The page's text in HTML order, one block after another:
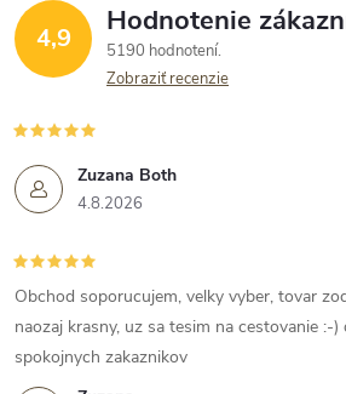
4,9 Hodnotenie
5190 hodnotení
Zobraziť recenzie
Zuzana Both
4.8.2026
Obchod soporucujem, velky vyber, tovar
naozaj krasny, uz sa tesim na cestovanie :-)
spokojnych zakaznikov